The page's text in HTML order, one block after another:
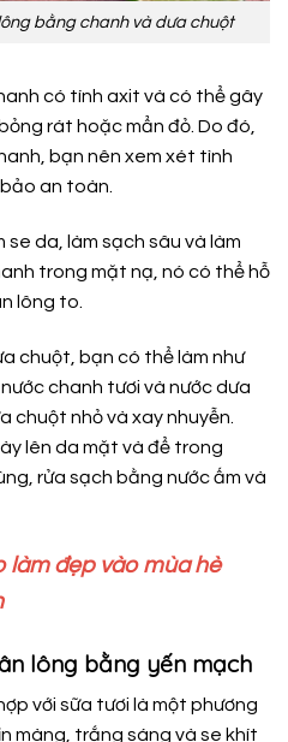
bằng chanh và dưa chuột
có tính axit và có thể gây
rát hoặc mẩn đỏ. Do đó,
bạn nên xem xét tình
an toàn.
da, làm sạch sâu và làm
trong mặt nạ, nó có thể hỗ
lông to.
chuột, bạn có thể làm như
chanh tươi và nước dưa
chuột nhỏ và xay nhuyễn.
lên da mặt và để trong
rửa sạch bằng nước ấm và
làm đẹp vào mùa hè
lông bằng yến mạch
với sữa tươi là một phương
màng, trắng sáng và se khít